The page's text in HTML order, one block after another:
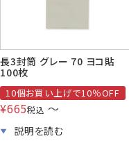
お悔み用
B5縦2つ折
A4横3つ折
長3封筒 グレー 70 ヨコ貼
100枚
10個お買い上げで10％OFF
¥665税込 〜